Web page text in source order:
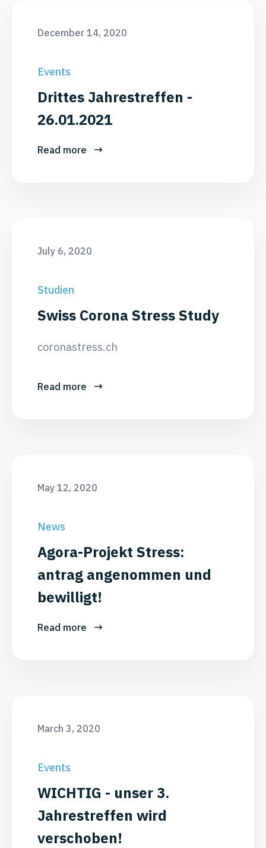
December 14, 2020
Events
Drittes Jahrestreffen -
26.01.2021
Read more
July 6, 2020
Studien
Swiss Corona Stress Study
coronastress.ch
Read more
May 12, 2020
News
Agora-Projekt Stress:
antrag angenommen und
bewilligt!
Read more
March 3, 2020
Events
WICHTIG - unser 3.
Jahrestreffen wird
verschoben!